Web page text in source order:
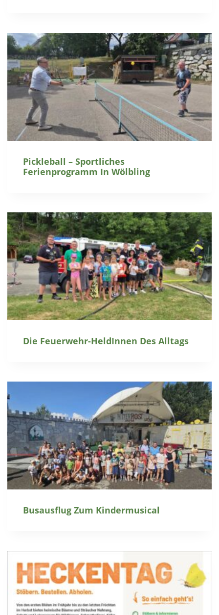
Pickleball – Sportliches
Ferienprogramm In Wölbling
Die Feuerwehr-HeldInnen Des Alltags
Busausflug Zum Kindermusical